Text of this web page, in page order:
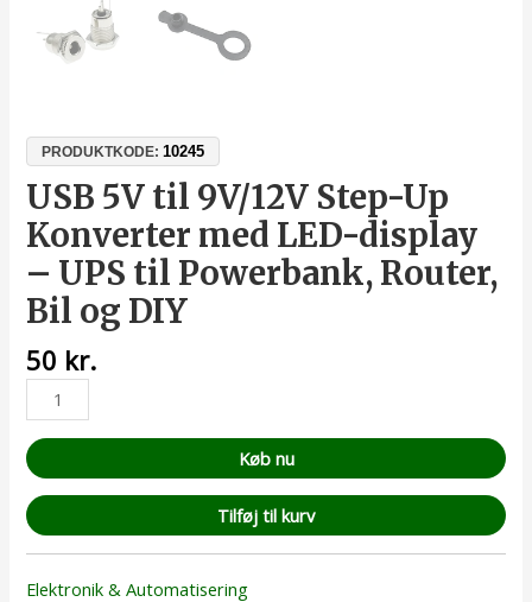
PRODUKTKODE:10245
USB 5V til 9V/12V Step-Up
Konverter med LED-display
– UPS til Powerbank, Router,
Bil og DIY
50 kr.
Køb nu
Tilføj til kurv
Elektronik & Automatisering